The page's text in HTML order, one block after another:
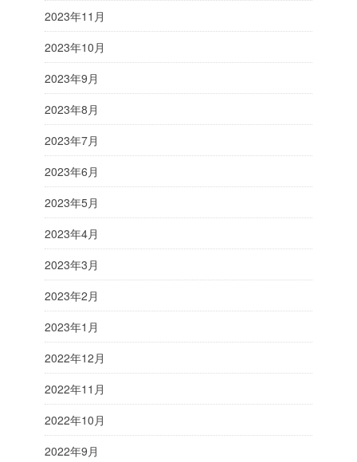
2023年11月
2023年10月
2023年9月
2023年8月
2023年7月
2023年6月
2023年5月
2023年4月
2023年3月
2023年2月
2023年1月
2022年12月
2022年11月
2022年10月
2022年9月